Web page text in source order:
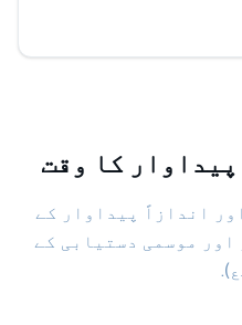
کا وقت
اندازاً پیداوار کے
اور موسمی دستیابی کے